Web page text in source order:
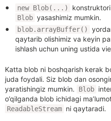
new Blob(...)
Blob yasashimiz mumkin.
blob.arrayBuffer()
qaytarib olishimiz va keyin
ishlash uchun uning ustida
Katta blob ni boshqarish kerak
juda foydali. Siz blob dan
yaratishingiz mumkin. Blob
o’qilganda blob ichidagi
ReadableStream ni qaytaradi.